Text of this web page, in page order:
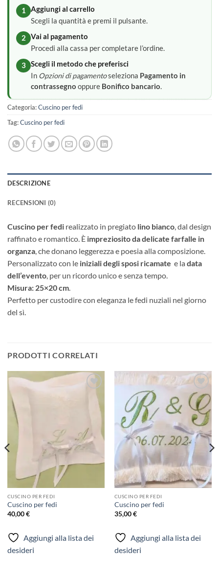
1
Aggiungi al carrello
Scegli la quantità e premi il pulsante.
2
Vai al pagamento
Procedi alla cassa per completare l’ordine.
3
Scegli il metodo che preferisci
In Opzioni di pagamentoseleziona Pagamento in
contrassegno oppure Bonifico bancario.
Categoria:Cuscino per fedi
Tag:Cuscino per fedi
DESCRIZIONE
RECENSIONI (0)
Cuscino per fedi realizzato in pregiato lino bianco , dal design
raffinato e romantico. È impreziosito da delicate farfalle in
organza , che donano leggerezza e poesia alla composizione.
Personalizzato con le iniziali degli sposi ricamate e la data
dell’evento , per un ricordo unico e senza tempo.
Misura: 25×20 cm
Perfetto per custodire con eleganza le fedi nuziali nel giorno
del sì.
PRODOTTI CORRELATI
Aggiungi
CUSCINO PER FEDI
Cuscino per fedi
40,00€
Aggiungi alla lista dei
desideri
Aggiungi
alla lista
dei
desideri
CUSCINO PER FEDI
Cuscino per fedi
35,00€
Aggiungi alla lista dei
desideri